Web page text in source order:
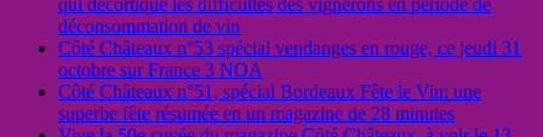
déconsommation de vin
Côté Châteaux n°53 spécial vendanges en rouge, ce jeudi 31
octobre sur France 3 NOA
Côté Châteaux n°51, spécial Bordeaux Fête le Vin: une
superbe fête résumée en un magazine de 28 minutes